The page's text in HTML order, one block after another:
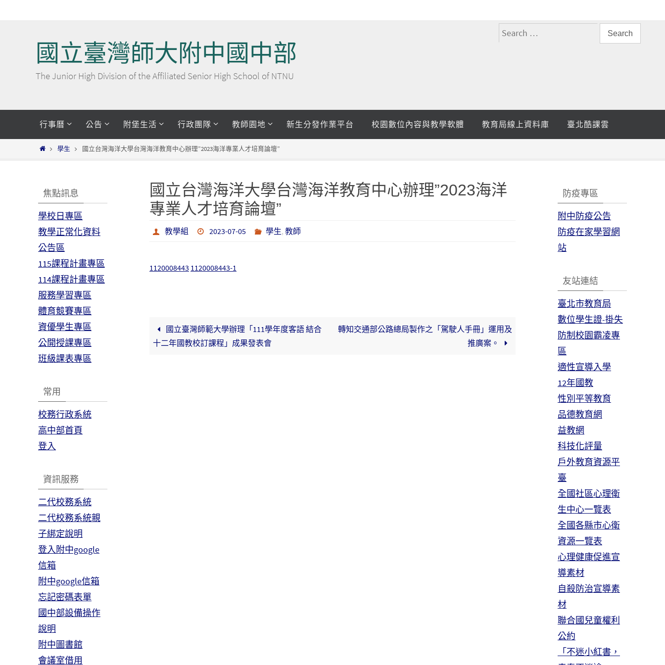
國立臺灣師大附中國中部
The Junior High Division of the Affiliated Senior High School of NTNU
搜
content
行事曆 公告 附堡生活 行政團隊 教師園地 新生分發作業平台 校園數位內容與教學軟體 教育局線上資料庫 臺北酷課雲
Home學生 國立台灣海洋大學台灣海洋教育中心辦理”2023海洋專業人才培育論壇”
國立台灣海洋大學台灣海洋教育中心辦理”2023海洋
專業人才培育論壇”
教學組 2023-07-05 學生,教師
1120008443 1120008443-1
國立臺灣師範大學辦理「111學年度客語 結合
十二年國教校訂課程」成果發表會
轉知交通部公路總局製作之「駕駛人手冊」運用及
推廣案。
焦點訊息
學校日專區
教學正常化資料
公告區
115課程計畫專區
114課程計畫專區
服務學習專區
體育競賽專區
資優學生專區
公開授課專區
班級課表專區
常用
校務行政系統
高中部首頁
登入
資訊服務
二代校務系統
二代校務系統親
子綁定說明
登入附中google
信箱
附中google信箱
忘記密碼表單
國中部設備操作
說明
附中圖書館
會議室借用
防疫專區
附中防疫公告
防疫在家學習網
站
友站連結
臺北市教育局
數位學生證-掛失
防制校園霸凌專
區
適性宣導入學
12年國教
性別平等教育
品德教育網
益教網
科技化評量
戶外教育資源平
臺
全國社區心理衛
生中心一覽表
全國各縣市心衛
資源一覽表
心理健康促進宣
導素材
自殺防治宣導素
材
聯合國兒童權利
公約
「不迷小紅書，